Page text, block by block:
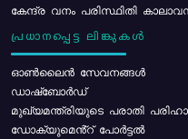
കേന്ദ്ര വനം പരിസ്ഥിതി
പ്രധാനപ്പെട്ട ലിങ്കുകൾ
ഓൺലൈൻ സേവനങ്ങൾ
ഡാഷ്ബോർഡ്
മുഖ്യമന്ത്രിയുടെ പരാതി
ഡോക്യുമെൻ്റ് പോർട്ടൽ